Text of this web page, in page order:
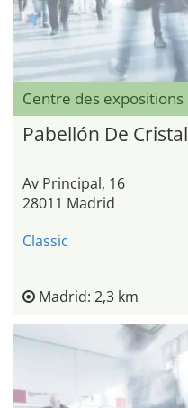
Centre des expositions
Pabellón De Cristal
Av Principal, 16
28011 Madrid
Classic
Madrid: 2,3 km